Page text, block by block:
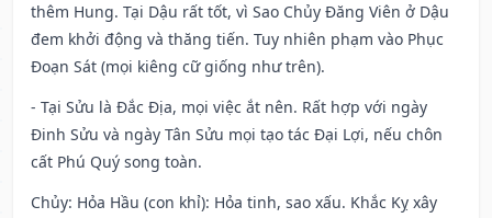
thêm Hung. Tại Dậu rất tốt, vì Sao Chủy Đăng Viên ở Dậu
đem khởi động và thăng tiến. Tuy nhiên phạm vào Phục
Đoạn Sát (mọi kiêng cữ giống như trên).
- Tại Sửu là Đắc Địa, mọi việc ắt nên. Rất hợp với ngày
Đinh Sửu và ngày Tân Sửu mọi tạo tác Đại Lợi, nếu chôn
cất Phú Quý song toàn.
Chủy: Hỏa Hầu (con khỉ): Hỏa tinh, sao xấu. Khắc Kỵ xây